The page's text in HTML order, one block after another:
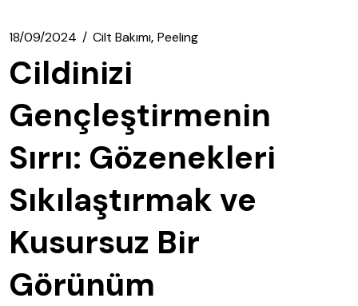
18/09/2024 Cilt Bakımı Peeling
Cildinizi
Gençleştirmenin
Sırrı: Gözenekleri
Sıkılaştırmak ve
Kusursuz Bir
Görünüm